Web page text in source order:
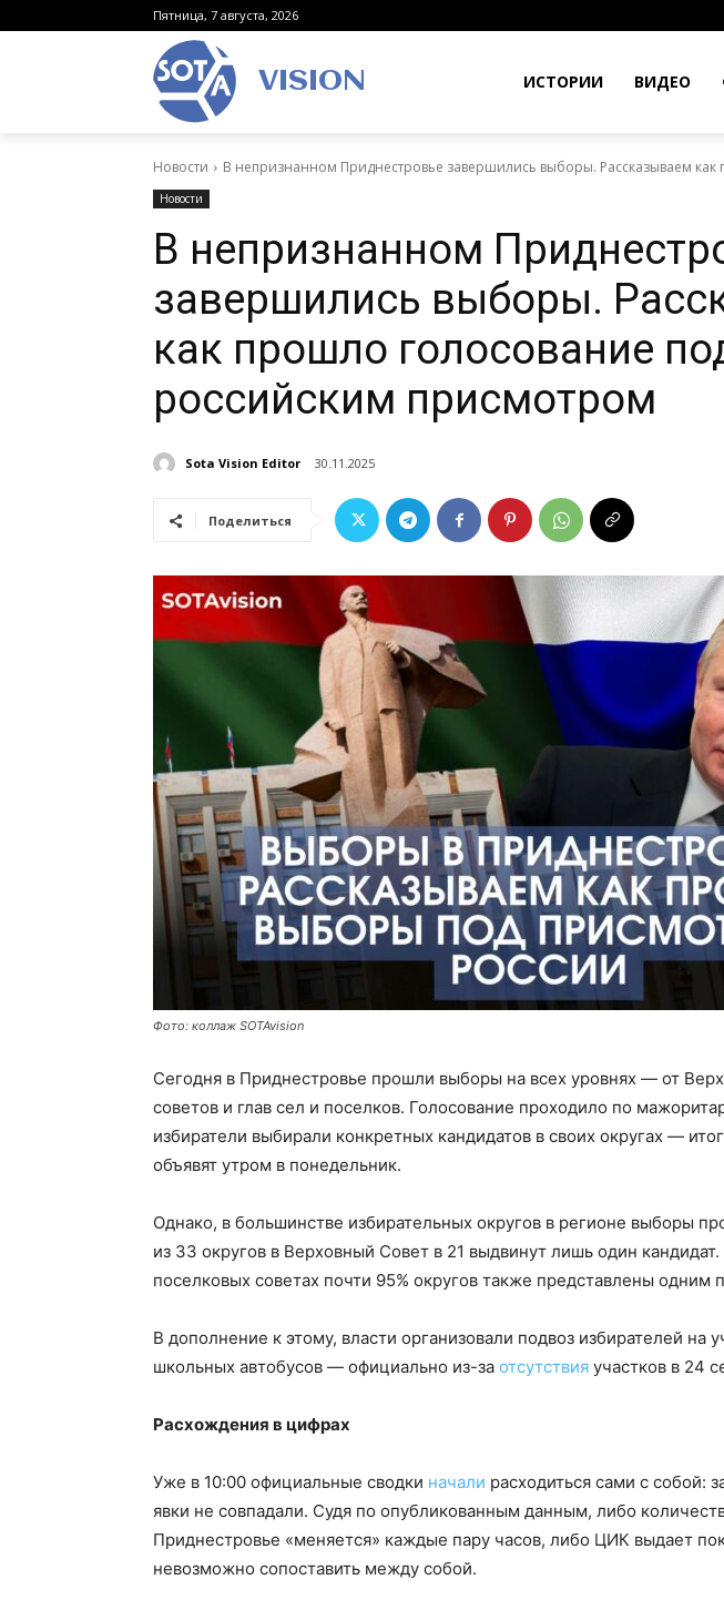
Пятница, 7 августа, 2026
VISION ИСТОРИИ ВИДЕО
Новости В непризнанном Приднестровье завершились выборы. Рассказываем
Новости
В непризнанном
завершились выборы.
как прошло голосование
российским присмотром
Sota Vision Editor 30.11.2025
Поделиться
Фото: коллаж SOTAvision
Сегодня в Приднестровье прошли выборы на всех уровнях — от
советов и глав сел и поселков. Голосование проходило по
избиратели выбирали конкретных кандидатов в своих округах —
объявят утром в понедельник.
Однако, в большинстве избирательных округов в регионе выборы
из 33 округов в Верховный Совет в 21 выдвинут лишь один кандидат.
поселковых советах почти 95% округов также представлены одним
В дополнение к этому, власти организовали подвоз избирателей на
школьных автобусов — официально из-за отсутствия участков в 24
Расхождения в цифрах
Уже в 10:00 официальные сводки начали расходиться сами с собой:
явки не совпадали. Судя по опубликованным данным, либо
Приднестровье «меняется» каждые пару часов, либо ЦИК выдает
невозможно сопоставить между собой.